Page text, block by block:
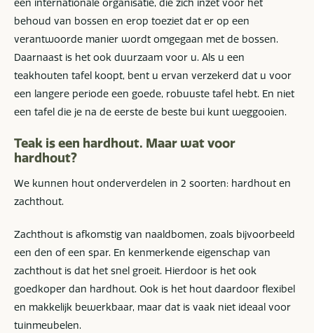
een internationale organisatie, die zich inzet voor het
behoud van bossen en erop toeziet dat er op een
verantwoorde manier wordt omgegaan met de bossen.
Daarnaast is het ook duurzaam voor u. Als u een
teakhouten tafel koopt, bent u ervan verzekerd dat u voor
een langere periode een goede, robuuste tafel hebt. En niet
een tafel die je na de eerste de beste bui kunt weggooien.
Teak is een hardhout. Maar wat voor
hardhout?
We kunnen hout onderverdelen in 2 soorten: hardhout en
zachthout.
Zachthout is afkomstig van naaldbomen, zoals bijvoorbeeld
een den of een spar. En kenmerkende eigenschap van
zachthout is dat het snel groeit. Hierdoor is het ook
goedkoper dan hardhout. Ook is het hout daardoor flexibel
en makkelijk bewerkbaar, maar dat is vaak niet ideaal voor
tuinmeubelen.